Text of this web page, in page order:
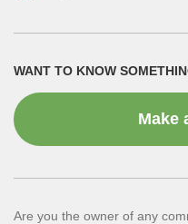
WANT TO KNOW
Make
Are you the owner of any